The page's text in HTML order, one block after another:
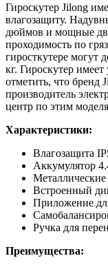
Гироскутер Jilong
влагозащиту.
дюймов и мощные
проходимость по
гиросткутере могут
кг. Гироскутер
отметить, что бренд
производитель
центр по этим
Характеристики:
Влагозащита
Аккумулятор
Металлические
Встроенный
Приложение
Ручка для
Преимущества: